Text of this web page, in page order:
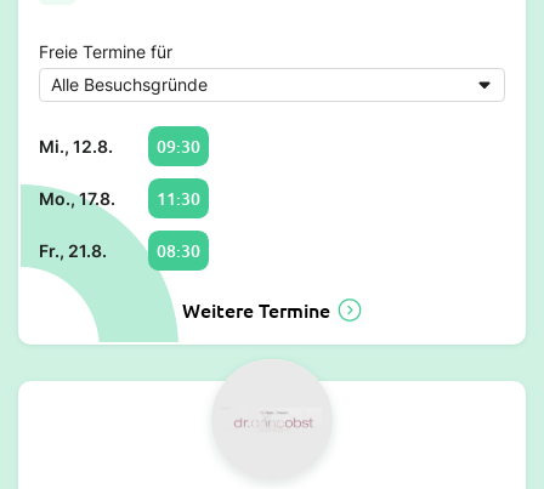
Freie Termine für
Mi., 12.8. 09:30
Mo., 17.8. 11:30
Fr., 21.8. 08:30
Weitere Termine